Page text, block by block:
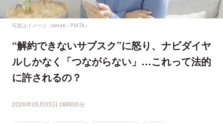
写真はイメージ（siro46 / PIXTA）
“解約できないサブスク”に怒り、ナビダイヤ
ルしかなく「つながらない」…これって法的
に許されるの？
2026年05月03日 08時00分